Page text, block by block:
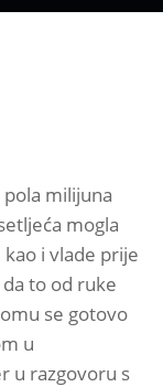
milijuna
mogla
i vlade prije
to od ruke
se gotovo
u
u razgovoru s